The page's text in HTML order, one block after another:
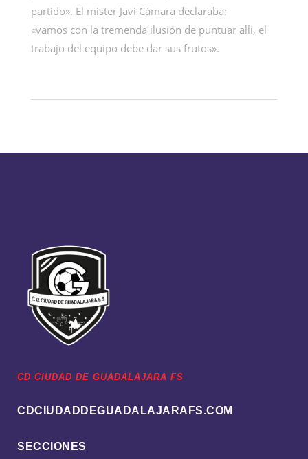
partido». El mister Javi Cámara declaraba:
«vamos con la tremenda ilusión de puntuar alli, el
trabajo del equipo debe dar sus frutos».
CD CIUDAD DE GUADALAJARA FS
CDCIUDADDEGUADALAJARAFS.COM
SECCIONES